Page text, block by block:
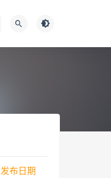
发布日期